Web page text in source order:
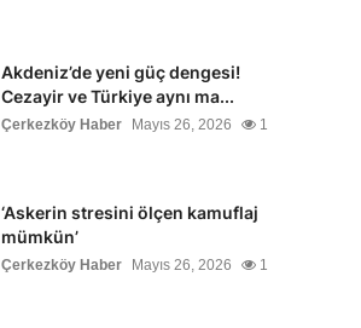
Akdeniz’de yeni güç dengesi!
Cezayir ve Türkiye aynı ma...
Çerkezköy Haber Mayıs 26, 2026 1
‘Askerin stresini ölçen kamuflaj
mümkün’
Çerkezköy Haber Mayıs 26, 2026 1